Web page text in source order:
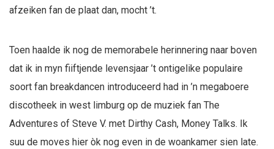
afzeiken fan de plaat dan, mocht ’t.
Toen haalde ik nog de memorabele herinnering naar boven
dat ik in myn fiiftjende levensjaar ’t ontigelike populaire
soort fan breakdancen introduceerd had in ’n megaboere
discotheek in west limburg op de muziek fan The
Adventures of Steve V. met Dirthy Cash, Money Talks. Ik
suu de moves hier òk nog even in de woankamer sien late.